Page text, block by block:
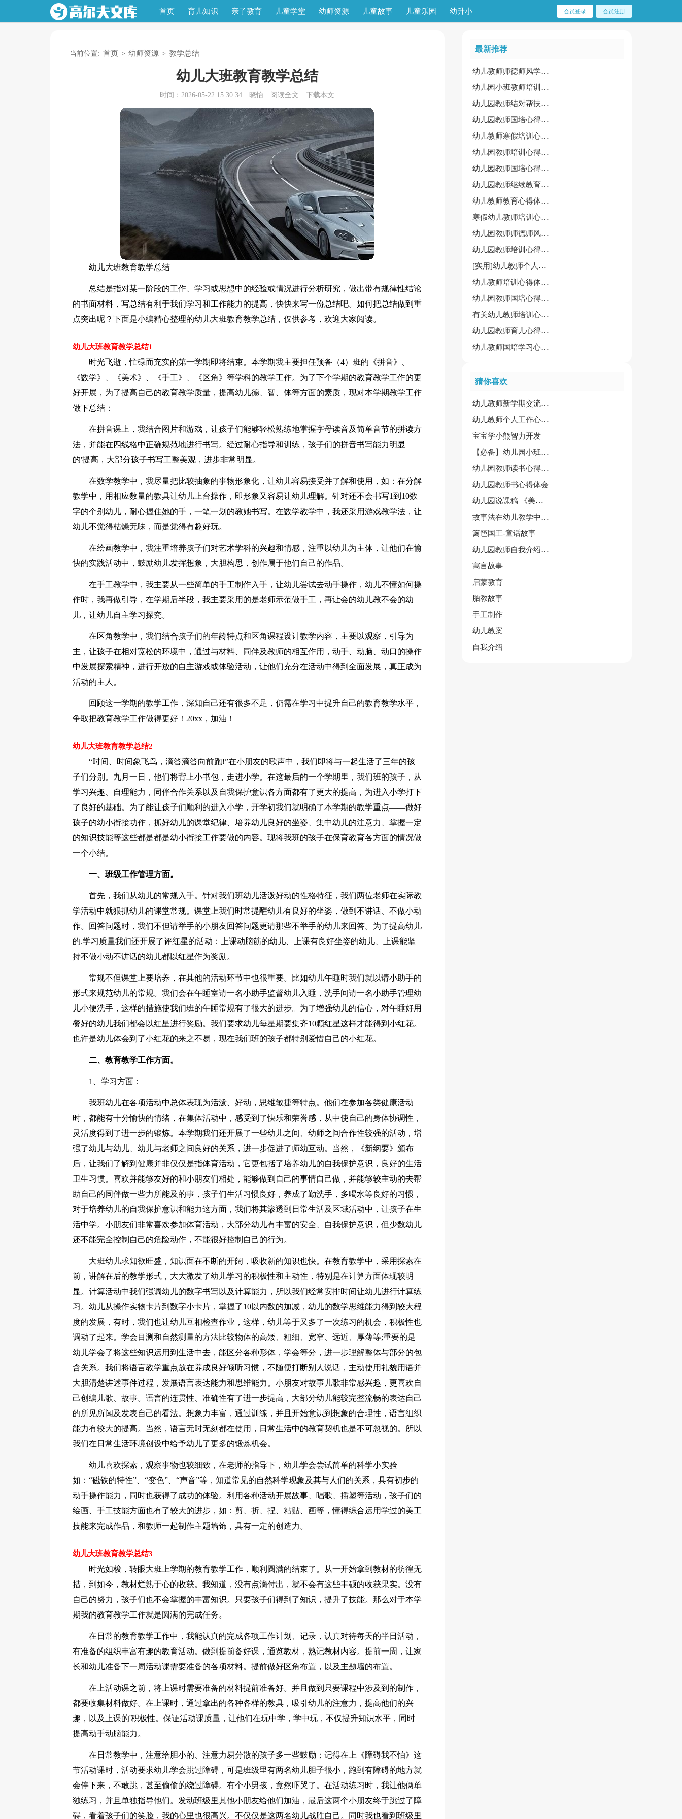
首页 育儿知识 亲子教育 儿童学堂 幼师资源 儿童故事 儿童乐园 幼升小 会员登录 会员注册
当前位置: 首页 > 幼师资源 > 教学总结
幼儿大班教育教学总结
时间：2026-05-22 15:30:34 晓怡 阅读全文 下载本文
幼儿大班教育教学总结
总结是指对某一阶段的工作、学习或思想中的经验或情况进行分析研究，做出带有规律性结论
的书面材料，写总结有利于我们学习和工作能力的提高，快快来写一份总结吧。如何把总结做到重
点突出呢？下面是小编精心整理的幼儿大班教育教学总结，仅供参考，欢迎大家阅读。
幼儿大班教育教学总结1
时光飞逝，忙碌而充实的第一学期即将结束。本学期我主要担任预备（4）班的《拼音》、
《数学》、《美术》、《手工》、《区角》等学科的教学工作。为了下个学期的教育教学工作的更
好开展，为了提高自己的教育教学质量，提高幼儿德、智、体等方面的素质，现对本学期教学工作
做下总结：
在拼音课上，我结合图片和游戏，让孩子们能够轻松熟练地掌握字母读音及简单音节的拼读方
法，并能在四线格中正确规范地进行书写。经过耐心指导和训练，孩子们的拼音书写能力明显
的'提高，大部分孩子书写工整美观，进步非常明显。
在数学教学中，我尽量把比较抽象的事物形象化，让幼儿容易接受并了解和使用，如：在分解
教学中，用相应数量的教具让幼儿上台操作，即形象又容易让幼儿理解。针对还不会书写1到10数
字的个别幼儿，耐心握住她的手，一笔一划的教她书写。在数学教学中，我还采用游戏教学法，让
幼儿不觉得枯燥无味，而是觉得有趣好玩。
在绘画教学中，我注重培养孩子们对艺术学科的兴趣和情感，注重以幼儿为主体，让他们在愉
快的实践活动中，鼓励幼儿发挥想象，大胆构思，创作属于他们自己的作品。
在手工教学中，我主要从一些简单的手工制作入手，让幼儿尝试去动手操作，幼儿不懂如何操
作时，我再做引导，在学期后半段，我主要采用的是老师示范做手工，再让会的幼儿教不会的幼
儿，让幼儿自主学习探究。
在区角教学中，我们结合孩子们的年龄特点和区角课程设计教学内容，主要以观察，引导为
主，让孩子在相对宽松的环境中，通过与材料、同伴及教师的相互作用，动手、动脑、动口的操作
中发展探索精神，进行开放的自主游戏或体验活动，让他们充分在活动中得到全面发展，真正成为
活动的主人。
回顾这一学期的教学工作，深知自己还有很多不足，仍需在学习中提升自己的教育教学水平，
争取把教育教学工作做得更好！20xx，加油！
幼儿大班教育教学总结2
“时间、时间象飞鸟，滴答滴答向前跑!”在小朋友的歌声中，我们即将与一起生活了三年的孩
子们分别。九月一日，他们将背上小书包，走进小学。在这最后的一个学期里，我们班的孩子，从
学习兴趣、自理能力，同伴合作关系以及自我保护意识各方面都有了更大的提高，为进入小学打下
了良好的基础。为了能让孩子们顺利的进入小学，开学初我们就明确了本学期的教学重点——做好
孩子的幼小衔接功作，抓好幼儿的课堂纪律、培养幼儿良好的坐姿、集中幼儿的注意力、掌握一定
的知识技能等这些都是都是幼小衔接工作要做的内容。现将我班的孩子在保育教育各方面的情况做
一个小结。
一、班级工作管理方面。
首先，我们从幼儿的常规入手。针对我们班幼儿活泼好动的性格特征，我们两位老师在实际教
学活动中就狠抓幼儿的课堂常规。课堂上我们时常提醒幼儿有良好的坐姿，做到不讲话、不做小动
作。回答问题时，我们不但请举手的小朋友回答问题更请那些不举手的幼儿来回答。为了提高幼儿
的.学习质量我们还开展了评红星的活动：上课动脑筋的幼儿、上课有良好坐姿的幼儿、上课能坚
持不做小动不讲话的幼儿都以红星作为奖励。
常规不但课堂上要培养，在其他的活动环节中也很重要。比如幼儿午睡时我们就以请小助手的
形式来规范幼儿的常规。我们会在午睡室请一名小助手监督幼儿入睡，洗手间请一名小助手管理幼
儿小便洗手，这样的措施使我们班的午睡常规有了很大的进步。为了增强幼儿的信心，对午睡好用
餐好的幼儿我们都会以红星进行奖励。我们要求幼儿每星期要集齐10颗红星这样才能得到小红花。
也许是幼儿体会到了小红花的来之不易，现在我们班的孩子都特别爱惜自己的小红花。
二、教育教学工作方面。
1、学习方面：
我班幼儿在各项活动中总体表现为活泼、好动，思维敏捷等特点。他们在参加各类健康活动
时，都能有十分愉快的情绪，在集体活动中，感受到了快乐和荣誉感，从中使自己的身体协调性，
灵活度得到了进一步的锻炼。本学期我们还开展了一些幼儿之间、幼师之间合作性较强的活动，增
强了幼儿与幼儿、幼儿与老师之间良好的关系，进一步促进了师幼互动。当然，《新纲要》颁布
后，让我们了解到健康并非仅仅是指体育活动，它更包括了培养幼儿的自我保护意识，良好的生活
卫生习惯。喜欢并能够友好的和小朋友们相处，能够做到自己的事情自己做，并能够较主动的去帮
助自己的同伴做一些力所能及的事，孩子们生活习惯良好，养成了勤洗手，多喝水等良好的习惯，
对于培养幼儿的自我保护意识和能力这方面，我们将其渗透到日常生活及区域活动中，让孩子在生
活中学。小朋友们非常喜欢参加体育活动，大部分幼儿有丰富的安全、自我保护意识，但少数幼儿
还不能完全控制自己的危险动作，不能很好控制自己的行为。
大班幼儿求知欲旺盛，知识面在不断的开阔，吸收新的知识也快。在教育教学中，采用探索在
前，讲解在后的教学形式，大大激发了幼儿学习的积极性和主动性，特别是在计算方面体现较明
显。计算活动中我们强调幼儿的数字书写以及计算能力，所以我们经常安排时间让幼儿进行计算练
习。幼儿从操作实物卡片到数字小卡片，掌握了10以内数的加减，幼儿的数学思维能力得到较大程
度的发展，有时，我们也让幼儿互相检查作业，这样，幼儿等于又多了一次练习的机会，积极性也
调动了起来。学会目测和自然测量的方法比较物体的高矮、粗细、宽窄、远近、厚薄等;重要的是
幼儿学会了将这些知识运用到生活中去，能区分各种形体，学会等分，进一步理解整体与部分的包
含关系。我们将语言教学重点放在养成良好倾听习惯，不随便打断别人说话，主动使用礼貌用语并
大胆清楚讲述事件过程，发展语言表达能力和思维能力。小朋友对故事儿歌非常感兴趣，更喜欢自
己创编儿歌、故事。语言的连贯性、准确性有了进一步提高，大部分幼儿能较完整流畅的表达自己
的所见所闻及发表自己的看法。想象力丰富，通过训练，并且开始意识到想象的合理性，语言组织
能力有较大的提高。当然，语言无时无刻都在使用，日常生活中的教育契机也是不可忽视的。所以
我们在日常生活环境创设中给予幼儿了更多的锻炼机会。
幼儿喜欢探索，观察事物也较细致，在老师的指导下，幼儿学会尝试简单的科学小实验
如：“磁铁的特性”、“变色”、“声音”等，知道常见的自然科学现象及其与人们的关系，具有初步的
动手操作能力，同时也获得了成功的体验。利用各种活动开展故事、唱歌、插塑等活动，孩子们的
绘画、手工技能方面也有了较大的进步，如：剪、折、捏、粘贴、画等，懂得综合运用学过的美工
技能来完成作品，和教师一起制作主题墙饰，具有一定的创造力。
幼儿大班教育教学总结3
时光如梭，转眼大班上学期的教育教学工作，顺利圆满的结束了。从一开始拿到教材的彷徨无
措，到如今，教材烂熟于心的收获。我知道，没有点滴付出，就不会有这些丰硕的收获果实。没有
自己的努力，孩子们也不会掌握的丰富知识。只要孩子们得到了知识，提升了技能。那么对于本学
期我的教育教学工作就是圆满的完成任务。
在日常的教育教学工作中，我能认真的完成各项工作计划、记录，认真对待每天的半日活动，
有准备的组织丰富有趣的教育活动。做到提前备好课，通览教材，熟记教材内容。提前一周，让家
长和幼儿准备下一周活动课需要准备的各项材料。提前做好区角布置，以及主题墙的布置。
在上活动课之前，将上课时需要准备的材料提前准备好。并且做到只要课程中涉及到的制作，
都要收集材料做好。在上课时，通过拿出的各种各样的教具，吸引幼儿的注意力，提高他们的兴
趣，以及上课的'积极性。保证活动课质量，让他们在玩中学，学中玩，不仅提升知识水平，同时
提高动手动脑能力。
在日常教学中，注意给胆小的、注意力易分散的孩子多一些鼓励；记得在上《障碍我不怕》这
节活动课时，活动要求幼儿学会跳过障碍，可是班级里有两名幼儿胆子很小，跑到有障碍的地方就
会停下来，不敢跳，甚至偷偷的绕过障碍。有个小男孩，竟然吓哭了。在活动练习时，我让他俩单
独练习，并且单独指导他们。发动班级里其他小朋友给他们加油，最后这两个小朋友终于跳过了障
碍，看着孩子们的笑脸，我的心里也很高兴。不仅仅是这两名幼儿战胜自己。同时我也看到班级里
最新推荐
幼儿教师师德师风学习心得体会15篇[合集]
幼儿园小班教师培训心得体会
幼儿园教师结对帮扶心得体会
幼儿园教师国培心得体会15篇[实用]
幼儿教师寒假培训心得体会（推荐）
幼儿园教师培训心得体会15篇（精选）
幼儿园教师国培心得体会（推荐）
幼儿园教师继续教育培训心得体会范文
幼儿教师教育心得体会（汇总15篇）
寒假幼儿教师培训心得(汇总6篇)
幼儿园教师师德师风学习心得6篇[集合]
幼儿园教师培训心得体会[常用15篇]
[实用]幼儿教师个人工作心得11篇
幼儿教师培训心得体会【优秀15篇】
幼儿园教师国培心得体会15篇（优选）
有关幼儿教师培训心得怎么写
幼儿园教师育儿心得小结
幼儿教师国培学习心得体会
猜你喜欢
幼儿教师新学期交流培训会心得体会
幼儿教师个人工作心得精选15篇
宝宝学小熊智力开发
【必备】幼儿园小班教案模板汇总七篇
幼儿园教师读书心得体会作文
幼儿园教师书心得体会
幼儿园说课稿 《美丽的公鸡》
故事法在幼儿教学中运用论文
篱笆国王-童话故事
幼儿园教师自我介绍范文集合5篇
寓言故事
启蒙教育
胎教故事
手工制作
幼儿教案
自我介绍